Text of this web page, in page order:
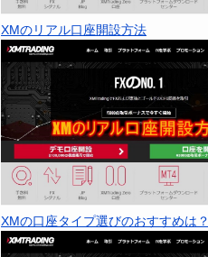
XMのリアル口座開設方法
XMの口座タイプ選びのおすすめは？